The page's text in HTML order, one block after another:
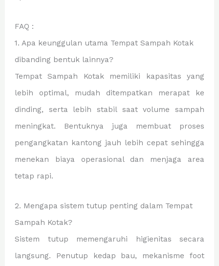
FAQ :
1. Apa keunggulan utama Tempat Sampah Kotak
dibanding bentuk lainnya?
Tempat Sampah Kotak memiliki kapasitas yang
lebih optimal, mudah ditempatkan merapat ke
dinding, serta lebih stabil saat volume sampah
meningkat. Bentuknya juga membuat proses
pengangkatan kantong jauh lebih cepat sehingga
menekan biaya operasional dan menjaga area
tetap rapi.
2. Mengapa sistem tutup penting dalam Tempat
Sampah Kotak?
Sistem tutup memengaruhi higienitas secara
langsung. Penutup kedap bau, mekanisme foot